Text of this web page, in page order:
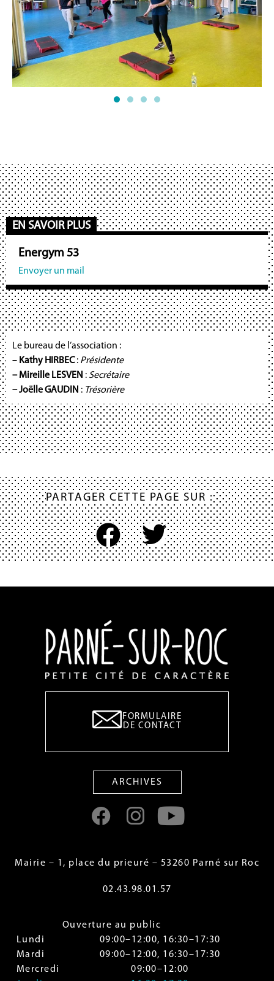
EN SAVOIR PLUS
Energym 53
Envoyer un mail
Le bureau de l’association :
– Kathy HIRBEC: Présidente
– Mireille LESVEN : Secrétaire
– Joëlle GAUDIN : Trésorière
PARTAGER CETTE PAGE SUR :
FORMULAIRE
DE CONTACT
ARCHIVES
Mairie – 1, place du prieuré – 53260 Parné sur Roc
02.43.98.01.57
Ouverture au public
Lundi
09:00–12:00, 16:30–17:30
Mardi
09:00–12:00, 16:30–17:30
Mercredi
09:00–12:00